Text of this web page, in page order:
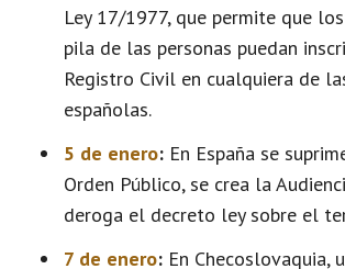
Ley 17/1977, que permite que
pila de las personas puedan
Registro Civil en cualquiera de
españolas.
5 de enero: En España se
Orden Público, se crea la
deroga el decreto ley sobre el
7 de enero: En Checoslovaquia,